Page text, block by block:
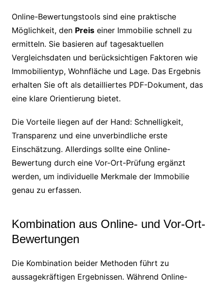
Online-Bewertungstools sind eine praktische
Möglichkeit, den Preiseiner Immobilie schnell zu
ermitteln. Sie basieren auf tagesaktuellen
Vergleichsdaten und berücksichtigen Faktoren wie
Immobilientyp, Wohnfläche und Lage. Das Ergebnis
erhalten Sie oft als detailliertes PDF-Dokument, das
eine klare Orientierung bietet.
Die Vorteile liegen auf der Hand: Schnelligkeit,
Transparenz und eine unverbindliche erste
Einschätzung. Allerdings sollte eine Online-
Bewertung durch eine Vor-Ort-Prüfung ergänzt
werden, um individuelle Merkmale der Immobilie
genau zu erfassen.
Kombination aus Online- und Vor-Ort-
Bewertungen
Die Kombination beider Methoden führt zu
aussagekräftigen Ergebnissen. Während Online-